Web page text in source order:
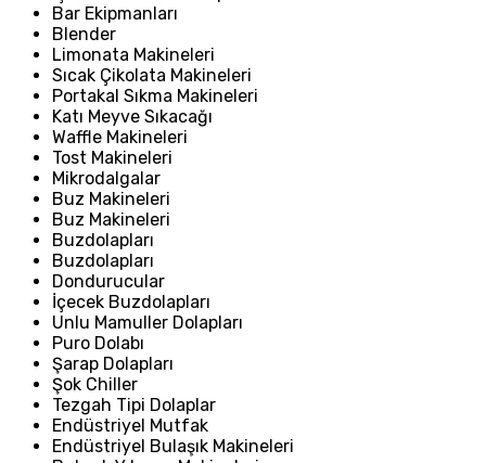
Bar Ekipmanları
Blender
Limonata Makineleri
Sıcak Çikolata Makineleri
Portakal Sıkma Makineleri
Katı Meyve Sıkacağı
Waffle Makineleri
Tost Makineleri
Mikrodalgalar
Buz Makineleri
Buz Makineleri
Buzdolapları
Buzdolapları
Dondurucular
İçecek Buzdolapları
Unlu Mamuller Dolapları
Puro Dolabı
Şarap Dolapları
Şok Chiller
Tezgah Tipi Dolaplar
Endüstriyel Mutfak
Endüstriyel Bulaşık Makineleri